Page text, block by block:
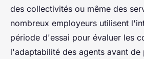
des collectivités ou même des
nombreux employeurs utilisent
période d'essai pour évaluer les
l'adaptabilité des agents avant de